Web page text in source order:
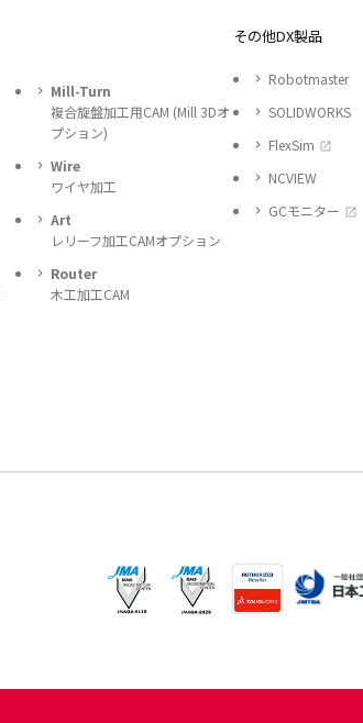
Mill-Turn
複合旋盤加工用CAM (Mill 3Dオ
プション)
Wire
ワイヤ加工
Art
レリーフ加工CAMオプション
Router
木工加工CAM
その他DX製品
Robotmaster
SOLIDWORKS
FlexSim
NCVIEW
GCモニター